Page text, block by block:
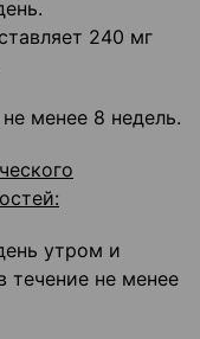
240 мг
менее 8 недель.
утром и
течение не менее